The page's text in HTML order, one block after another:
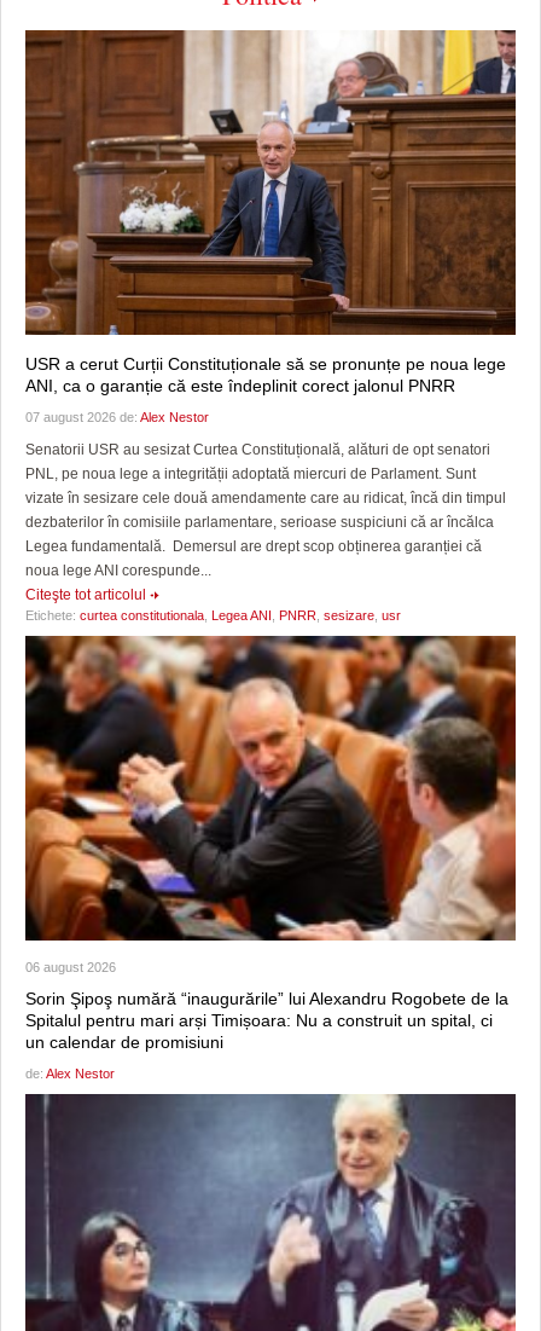
USR a cerut Curții Constituționale să se pronunțe pe noua lege
ANI, ca o garanție că este îndeplinit corect jalonul PNRR
07 august 2026 de: Alex Nestor
Senatorii USR au sesizat Curtea Constituțională, alături de opt senatori
PNL, pe noua lege a integrității adoptată miercuri de Parlament. Sunt
vizate în sesizare cele două amendamente care au ridicat, încă din timpul
dezbaterilor în comisiile parlamentare, serioase suspiciuni că ar încălca
Legea fundamentală. Demersul are drept scop obținerea garanției că
noua lege ANI corespunde...
Citeşte tot articolul
Etichete: curtea constitutionala Legea ANI PNRR sesizare usr
06 august 2026
Sorin Şipoş numără “inaugurările” lui Alexandru Rogobete de la
Spitalul pentru mari arși Timișoara: Nu a construit un spital, ci
un calendar de promisiuni
de: Alex Nestor